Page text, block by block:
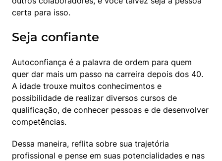
certa para isso.
Seja confiante
Autoconfiança é a palavra de ordem para quem
quer dar mais um passo na carreira depois dos 40.
A idade trouxe muitos conhecimentos e
possibilidade de realizar diversos cursos de
qualificação, de conhecer pessoas e de desenvolver
competências.
Dessa maneira, reflita sobre sua trajetória
profissional e pense em suas potencialidades e nas